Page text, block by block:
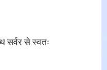
सर्वर से स्वतः